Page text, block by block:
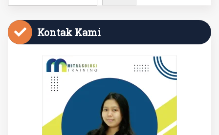
Kontak Kami